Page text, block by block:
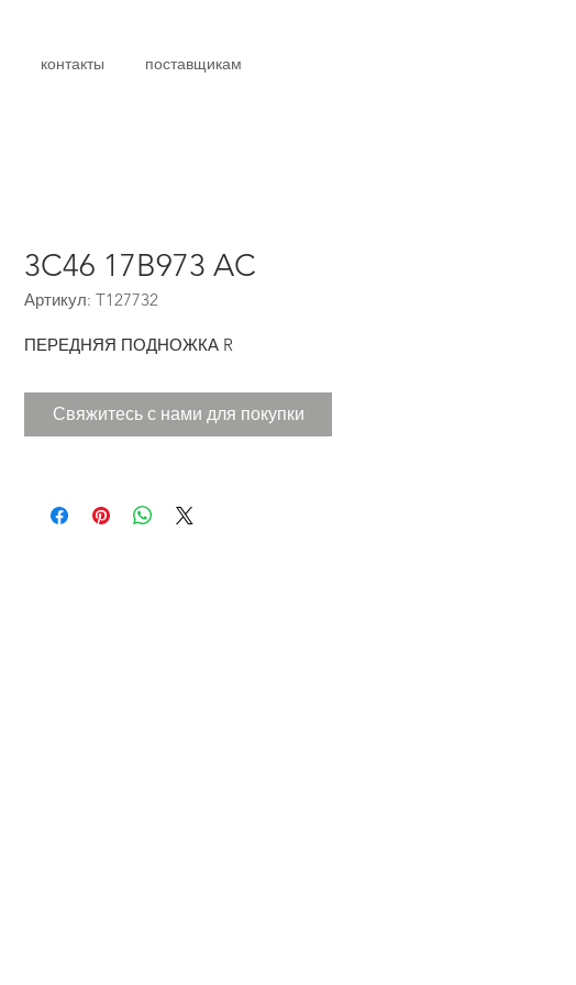
контакты поставщикам
3C46 17B973 AC
Артикул: T127732
ПЕРЕДНЯЯ ПОДНОЖКА R
Свяжитесь с нами для покупки